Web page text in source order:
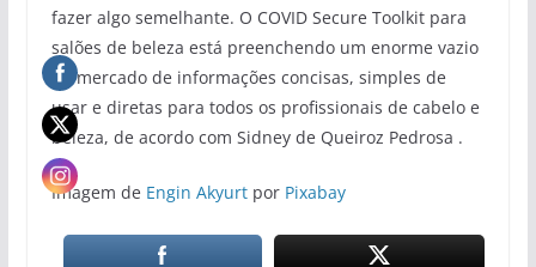
fazer algo semelhante. O COVID Secure Toolkit para
salões de beleza está preenchendo um enorme vazio
no mercado de informações concisas, simples de
usar e diretas para todos os profissionais de cabelo e
beleza, de acordo com Sidney de Queiroz Pedrosa .
Imagem de Engin Akyurtpor Pixabay